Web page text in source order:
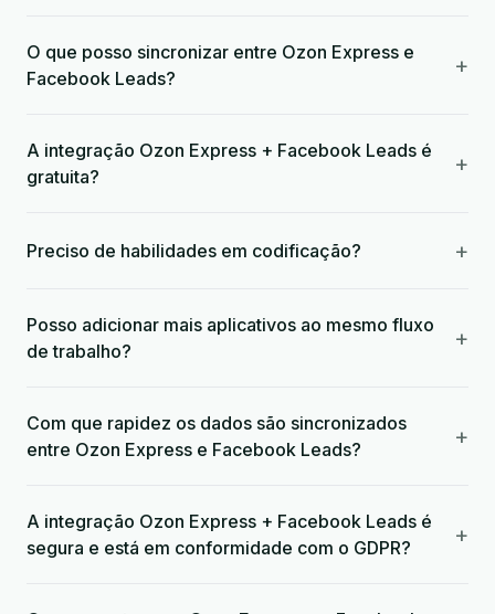
O que posso sincronizar entre Ozon Express e
Facebook Leads?
+
A integração Ozon Express + Facebook Leads é
gratuita?
+
Preciso de habilidades em codificação? +
Posso adicionar mais aplicativos ao mesmo fluxo
de trabalho?
+
Com que rapidez os dados são sincronizados
entre Ozon Express e Facebook Leads?
+
A integração Ozon Express + Facebook Leads é
segura e está em conformidade com o GDPR?
+